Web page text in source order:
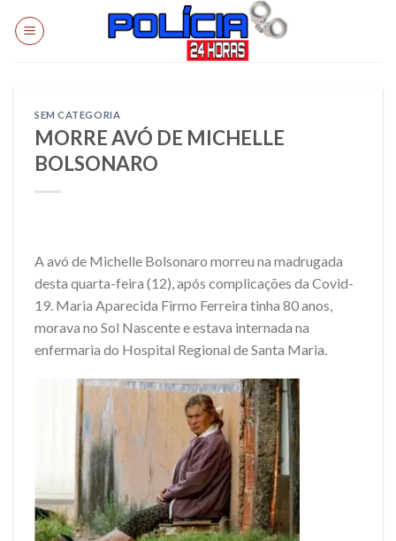
SEM CATEGORIA
MORRE AVÓ DE MICHELLE
BOLSONARO
‪A avó de Michelle Bolsonaro morreu na madrugada
desta quarta-feira (12), após complicações da Covid-
19. Maria Aparecida Firmo Ferreira tinha 80 anos,
morava no Sol Nascente e estava internada na
enfermaria do Hospital Regional de Santa Maria.‬